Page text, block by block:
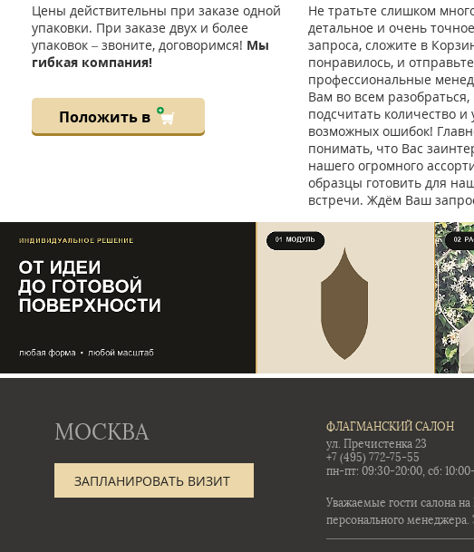
Цены действительны при заказе одной
упаковки. При заказе двух и более
упаковок – звоните, договоримся! Мы
гибкая компания!
Положить в
Не тратьте слишком
детальное и очень
запроса, сложите в
понравилось, и
профессиональные
Вам во всем
подсчитать количество и
возможных ошибок!
понимать, что Вас
нашего огромного
образцы готовить для
встречи. Ждём Ваш
МОСКВА
ЗАПЛАНИРОВАТЬ ВИЗИТ
ФЛАГМАНСКИЙ САЛОН
ул. Пречистенка 23
+7 (495) 772-75-55
пн-пт: 09:30-20:00, сб:
Уважаемые гости салона
персонального менеджера.